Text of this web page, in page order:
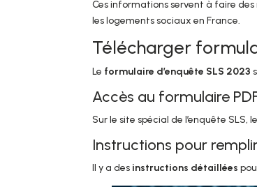
Ces informations servent à faire des
les logements sociaux en France.
Télécharger
Le formulaire d’enquête SLS 2023
Accès au formulaire
Sur le site spécial de l’enquête SLS,
Instructions pour
Il y a des instructions détaillées